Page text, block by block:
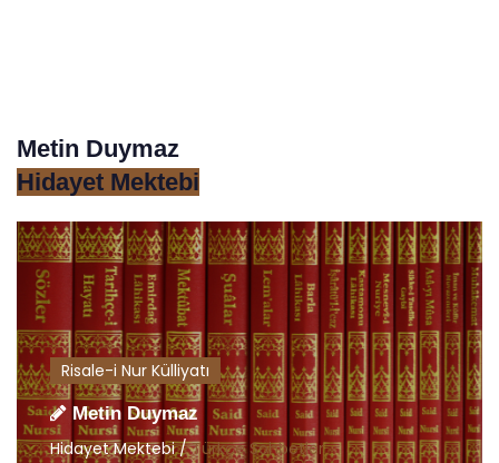
Metin Duymaz
Hidayet Mektebi
Risale-i Nur Külliyatı
Metin Duymaz
Hidayet Mektebi /Türkçe Sohbetler